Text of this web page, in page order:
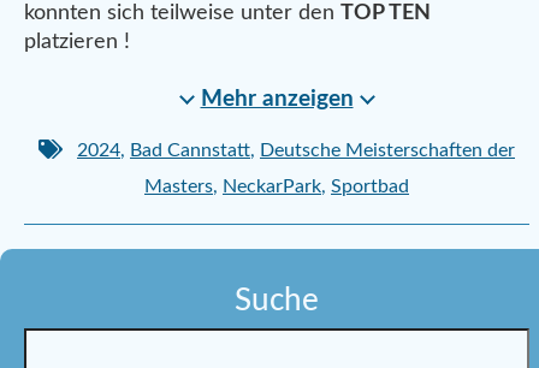
konnten sich teilweise unter den TOP TEN
platzieren !
Mehr anzeigen
2024, Bad Cannstatt, Deutsche Meisterschaften der
Masters, NeckarPark, Sportbad
Suche